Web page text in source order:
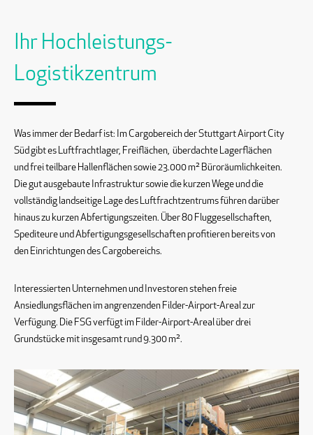
Ihr Hochleistungs-
Logistikzentrum
Was immer der Bedarf ist: Im Cargobereich der Stuttgart Airport City
Süd gibt es Luftfrachtlager, Freiflächen, überdachte Lagerflächen
und frei teilbare Hallenflächen sowie 23.000 m² Büroräumlichkeiten.
Die gut ausgebaute Infrastruktur sowie die kurzen Wege und die
vollständig landseitige Lage des Luftfrachtzentrums führen darüber
hinaus zu kurzen Abfertigungszeiten. Über 80 Fluggesellschaften,
Spediteure und Abfertigungsgesellschaften profitieren bereits von
den Einrichtungen des Cargobereichs.
Interessierten Unternehmen und Investoren stehen freie
Ansiedlungsflächen im angrenzenden Filder-Airport-Areal zur
Verfügung. Die FSG verfügt im Filder-Airport-Areal über drei
Grundstücke mit insgesamt rund 9.300 m².